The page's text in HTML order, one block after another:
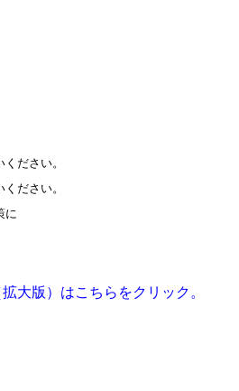
ださい。
ださい。
に
大版）はこちらをクリック。